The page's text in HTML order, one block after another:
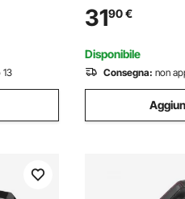
45 W
2,72 Tonnellate,
Altezza
Sollevamento
3190€
Disponibile
Consegna: non